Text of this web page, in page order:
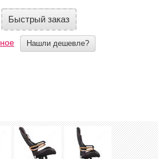
Быстрый заказ
Нашли дешевле?